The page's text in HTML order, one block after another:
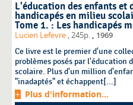
L'éducation des enfants et
handicapés en milieu
Tome 1. : Les handicapés
Lucien Lefevre , 245p. , 1969
Ce livre est le premier d'une
problèmes posés par l'éducation
scolaire. Plus d'un million
"inadaptés" et échappent[...]
Plus d'information...